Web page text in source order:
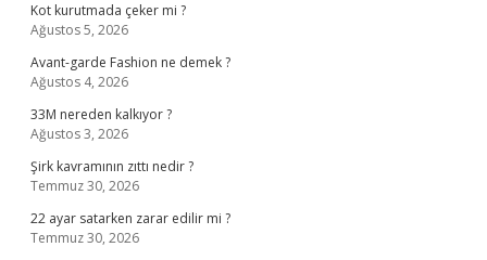
Kot kurutmada çeker mi ?
Ağustos 5, 2026
Avant-garde Fashion ne demek ?
Ağustos 4, 2026
33M nereden kalkıyor ?
Ağustos 3, 2026
Şirk kavramının zıttı nedir ?
Temmuz 30, 2026
22 ayar satarken zarar edilir mi ?
Temmuz 30, 2026